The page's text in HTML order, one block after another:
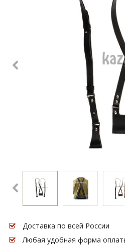
Доставка по всей России
Любая удобная форма